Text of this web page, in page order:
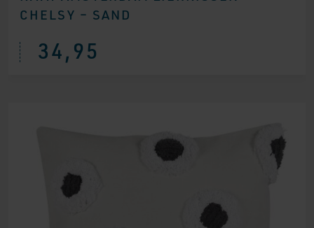
CHELSY – SAND
34,95